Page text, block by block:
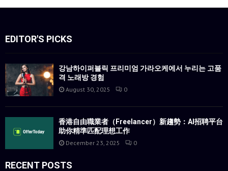
EDITOR'S PICKS
강남하이퍼블릭 프리미엄 가라오케에서 누리는 고품
격 노래방 경험
August 30, 2025 0
香港自由職業者（Freelancer）新趨勢：AI招聘平台
助你精準匹配理想工作
December 23, 2025 0
RECENT POSTS